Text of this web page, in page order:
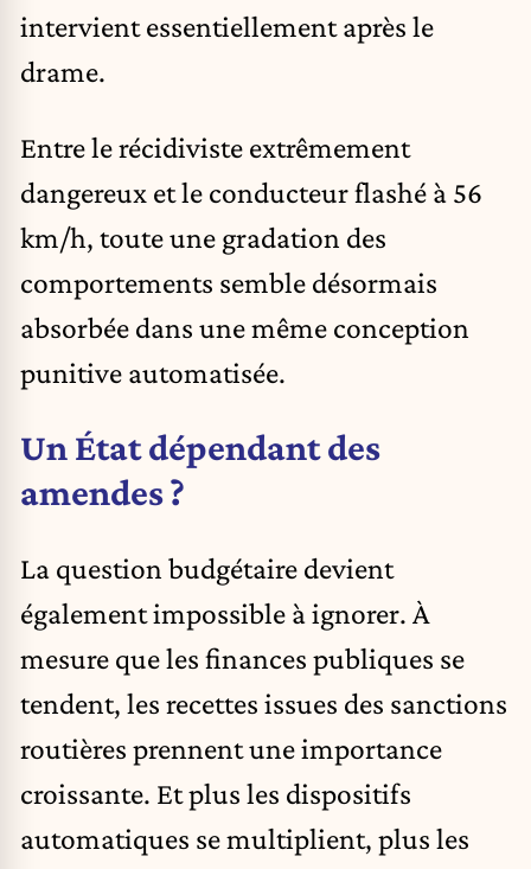
intervient essentiellement après le
drame.
Entre le récidiviste extrêmement
dangereux et le conducteur flashé à 56
km/h, toute une gradation des
comportements semble désormais
absorbée dans une même conception
punitive automatisée.
Un État dépendant des
amendes ?
La question budgétaire devient
également impossible à ignorer. À
mesure que les finances publiques se
tendent, les recettes issues des sanctions
routières prennent une importance
croissante. Et plus les dispositifs
automatiques se multiplient, plus les